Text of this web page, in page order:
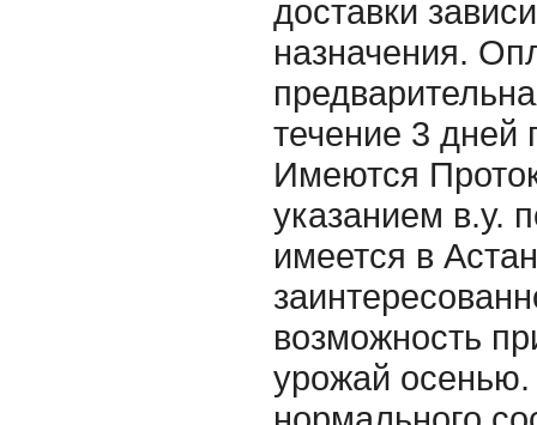
доставки
назначения.
течение 3 дней
Имеются
указанием в.у.
имеется в
возможность
урожай